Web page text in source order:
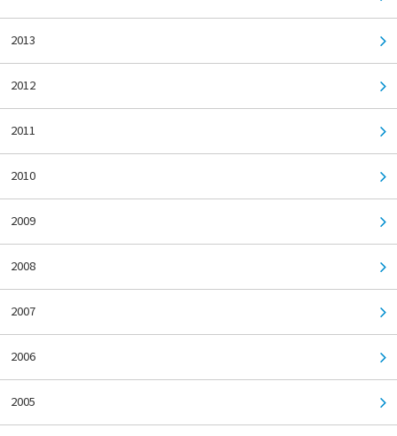
2013
2012
2011
2010
2009
2008
2007
2006
2005